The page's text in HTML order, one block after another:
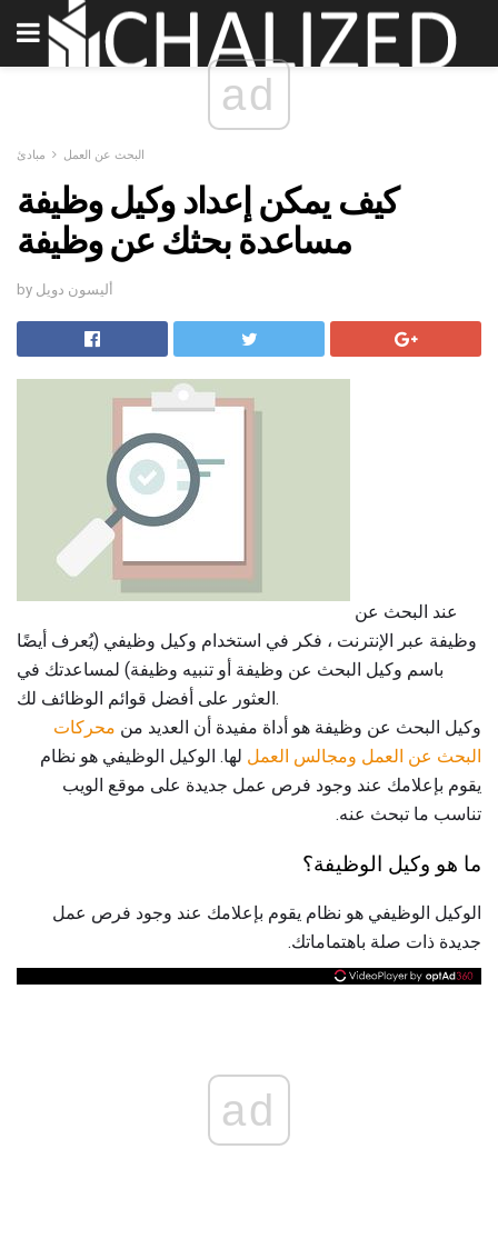
ad
البحث عن العمل مبادئ
كيف يمكن إعداد وكيل وظيفة
مساعدة بحثك عن وظيفة
by أليسون دويل
وظيفة عبر الإنترنت ، فكر في استخدام وكيل وظيفي (يُعرف أيضًا
باسم وكيل البحث عن وظيفة أو تنبيه وظيفة) لمساعدتك في
العثور على أفضل قوائم الوظائف لك.
وكيل البحث عن وظيفة هو أداة مفيدة أن العديد من محركات
البحث عن العمل ومجالس العمل لها. الوكيل الوظيفي هو نظام
يقوم بإعلامك عند وجود فرص عمل جديدة على موقع الويب
تناسب ما تبحث عنه.
ما هو وكيل الوظيفة؟
الوكيل الوظيفي هو نظام يقوم بإعلامك عند وجود فرص عمل
جديدة ذات صلة باهتماماتك.
ad